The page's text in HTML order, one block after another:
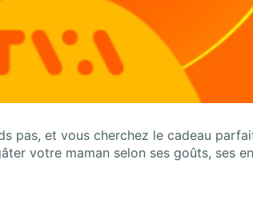
pas, et vous cherchez le cadeau
votre maman selon ses goûts, ses